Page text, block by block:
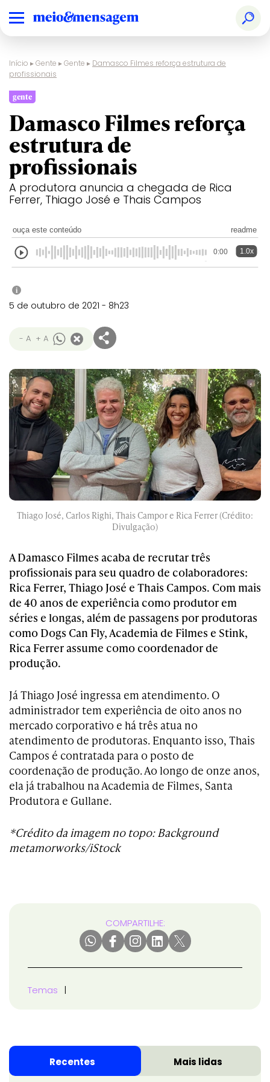
Início ▸Gente ▸Gente ▸ Damasco Filmes reforça estrutura de
profissionais
gente
Damasco Filmes reforça
estrutura de
profissionais
A produtora anuncia a chegada de Rica
Ferrer, Thiago José e Thais Campos
ouça este conteúdo readme
0:00 1.0x
i
5 de outubro de 2021 - 8h23
- A + A
Thiago José, Carlos Righi, Thais Campor e Rica Ferrer (Crédito:
Divulgação)
A Damasco Filmes acaba de recrutar três
profissionais para seu quadro de colaboradores:
Rica Ferrer, Thiago José e Thais Campos. Com mais
de 40 anos de experiência como produtor em
séries e longas, além de passagens por produtoras
como Dogs Can Fly, Academia de Filmes e Stink,
Rica Ferrer assume como coordenador de
produção.
Já Thiago José ingressa em atendimento. O
administrador tem experiência de oito anos no
mercado corporativo e há três atua no
atendimento de produtoras. Enquanto isso, Thais
Campos é contratada para o posto de
coordenação de produção. Ao longo de onze anos,
ela já trabalhou na Academia de Filmes, Santa
Produtora e Gullane.
*Crédito da imagem no topo: Background
metamorworks/iStock
COMPARTILHE:
Temas
Recentes Mais lidas